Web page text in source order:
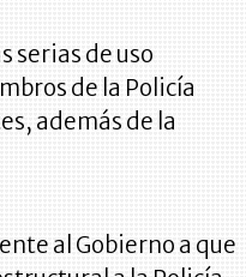
serias de uso
de la Policía
además de la
al Gobierno a que